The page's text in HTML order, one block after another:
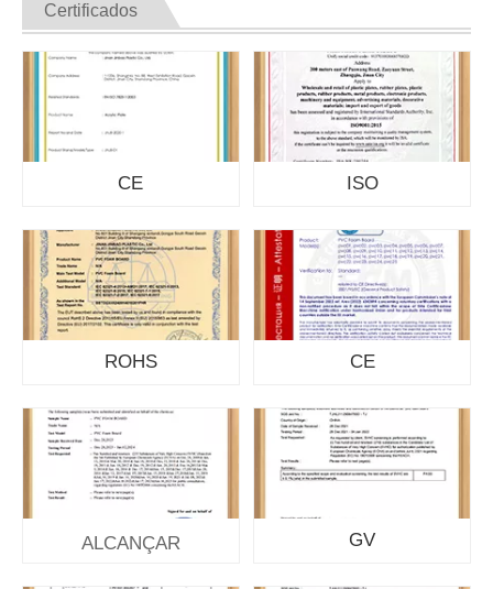
Certificados
CE ISO
ROHS CE
ALCANÇAR GV